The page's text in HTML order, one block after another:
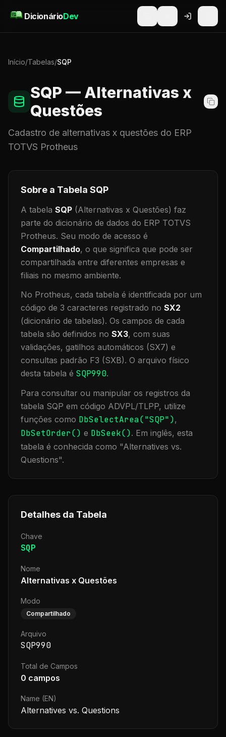
DicionárioDev
Início/Tabelas/SQP
SQP — Alternativas x
Questões
Cadastro de alternativas x questões do ERP
TOTVS Protheus
Sobre a Tabela SQP
A tabela SQP (Alternativas x Questões) faz
parte do dicionário de dados do ERP TOTVS
Protheus. Seu modo de acesso é
Compartilhado, o que significa que pode ser
compartilhada entre diferentes empresas e
filiais no mesmo ambiente.
No Protheus, cada tabela é identificada por um
código de 3 caracteres registrado no SX2
(dicionário de tabelas). Os campos de cada
tabela são definidos no SX3, com suas
validações, gatilhos automáticos (SX7) e
consultas padrão F3 (SXB). O arquivo físico
desta tabela é SQP990.
Para consultar ou manipular os registros da
tabela SQP em código ADVPL/TLPP, utilize
funções como DbSelectArea("SQP"),
DbSetOrder() e DbSeek(). Em inglês, esta
tabela é conhecida como "Alternatives vs.
Questions".
Detalhes da Tabela
Chave
SQP
Nome
Alternativas x Questões
Modo
Compartilhado
Arquivo
SQP990
Total de Campos
0 campos
Name (EN)
Alternatives vs. Questions